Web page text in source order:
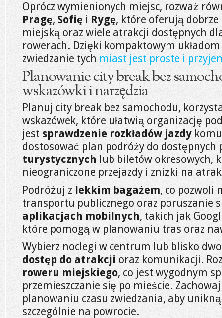
Oprócz wymienionych miejsc, rozważ
Pragę, Sofię i Rygę, które oferują
miejską oraz wiele atrakcji dostępnych
rowerach. Dzięki kompaktowym
zwiedzanie tych miast jest proste i
Planowanie city break bez
wskazówki i narzędzia
Planuj city break bez samochodu,
wskazówek, które ułatwią organizację
jest sprawdzenie rozkładów jazdy
dostosować plan podróży do dostępnych
turystycznych lub biletów okresowych,
nieograniczone przejazdy i zniżki na
Podróżuj z lekkim bagażem, co pozwoli
transportu publicznego oraz poruszanie
aplikacjach mobilnych, takich jak
które pomogą w planowaniu tras oraz
Wybierz noclegi w centrum lub blisko
dostęp do atrakcji oraz komunikacji.
roweru miejskiego, co jest wygodnym
przemieszczanie się po mieście.
planowaniu czasu zwiedzania, aby
szczególnie na powrocie.